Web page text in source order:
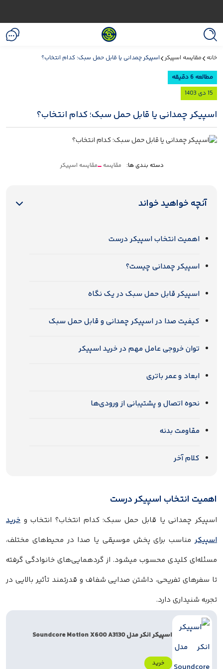
خانه مقایسه اسپیکر اسپیکر چمدانی یا قابل حمل سبک؛ کدام انتخاب؟
مطالعه 6 دقیقه
15 دی 1403
اسپیکر چمدانی یا قابل حمل سبک؛ کدام انتخاب؟
دسته بندی ها: مقایسه مقایسه اسپیکر
آنچه خواهید خواند
اهمیت انتخاب اسپیکر درست
اسپیکر چمدانی چیست؟
اسپیکر قابل حمل سبک در یک نگاه
کیفیت صدا در اسپیکر چمدانی و قابل حمل سبک
توان خروجی عامل مهم در خرید اسپیکر
ابعاد و عمر باتری
نحوه اتصال و پشتیبانی از ورودی‌ها
مقاومت بدنه
کلام آخر
اهمیت انتخاب اسپیکر درست
اسپیکر چمدانی یا قابل حمل سبک؛ کدام انتخاب؟ انتخاب و خرید
اسپیکرمناسب برای پخش موسیقی یا صدا در محیط‌های مختلف،
مسئله‌ای کلیدی محسوب میشود. از گردهمایی‌های خانوادگی گرفته
تا سفرهای تفریحی، داشتن صدایی شفاف و قدرتمند تأثیر بالایی در
تجربه شنیداری دارد.
اسپیکر انکر مدل Soundcore Motion X600 A3130
خرید